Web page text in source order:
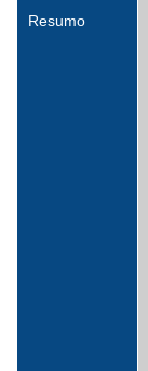
Resumo